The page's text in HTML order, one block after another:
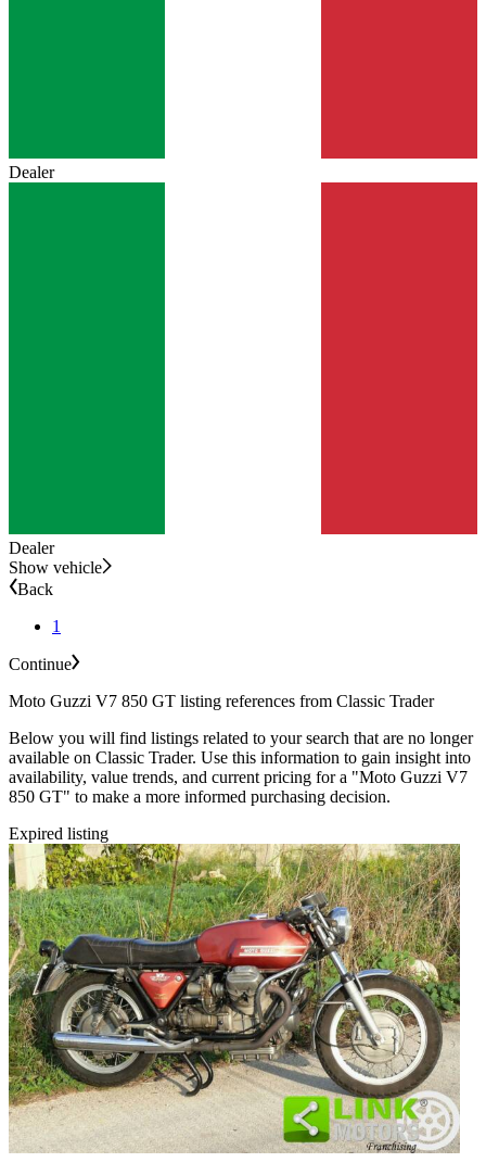
Dealer
Dealer
Show vehicle
Back
1
Continue
Moto Guzzi V7 850 GT listing references from Classic Trader
Below you will find listings related to your search that are no longer
available on Classic Trader. Use this information to gain insight into
availability, value trends, and current pricing for a "Moto Guzzi V7
850 GT" to make a more informed purchasing decision.
Expired listing